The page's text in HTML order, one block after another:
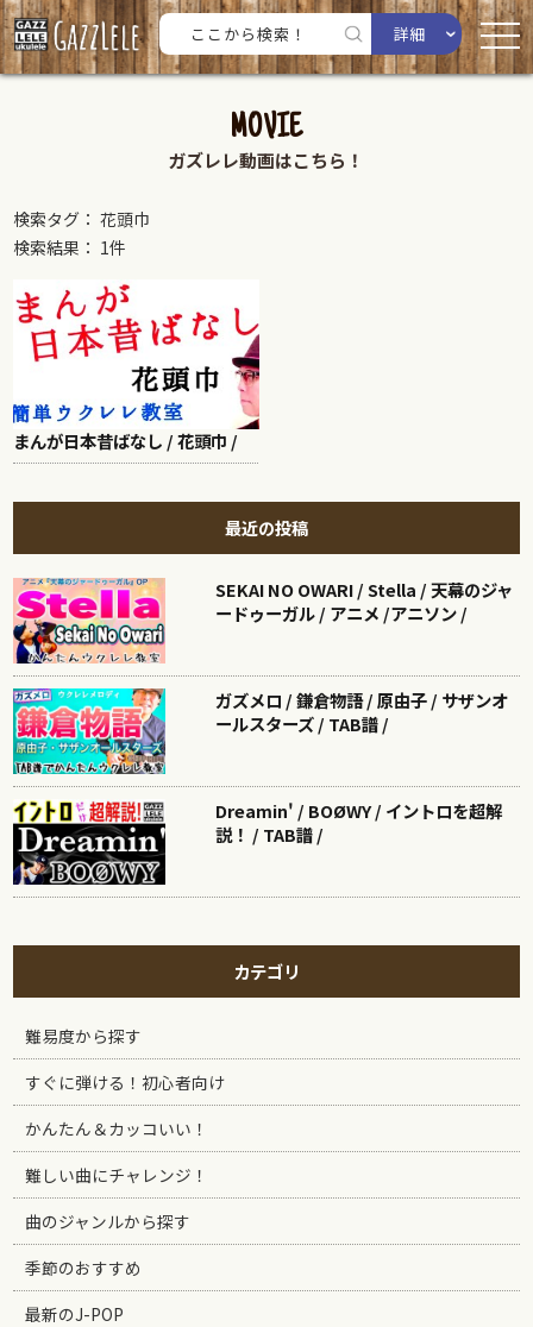
詳細
MOVIE
ガズレレ動画はこちら！
検索タグ： 花頭巾
検索結果： 1件
まんが日本昔ばなし / 花頭巾 /
最近の投稿
SEKAI NO OWARI / Stella / 天幕のジャ
ードゥーガル / アニメ /アニソン /
ガズメロ / 鎌倉物語 / 原由子 / サザンオ
ールスターズ / TAB譜 /
Dreamin' / BOØWY / イントロを超解
説！ / TAB譜 /
カテゴリ
難易度から探す
すぐに弾ける！初心者向け
かんたん＆カッコいい！
難しい曲にチャレンジ！
曲のジャンルから探す
季節のおすすめ
最新のJ-POP